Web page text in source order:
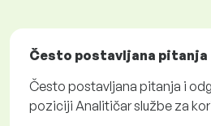
Često postavljana pitanja
Često postavljana pitanja i
poziciji Analitičar službe za